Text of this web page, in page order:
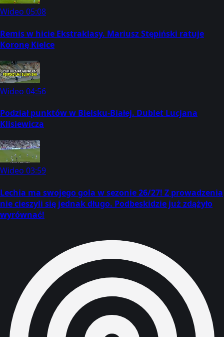
Wideo 05:08
Remis w hicie Ekstraklasy. Mariusz Stępiński ratuje
Koronę Kielce
Wideo 04:56
Podział punktów w Bielsku-Białej. Dublet Lucjana
Klisiewicza
Wideo 03:59
Lechia ma swojego gola w sezonie 26/27! Z prowadzenia
nie cieszyli się jednak długo. Podbeskidzie już zdążyło
wyrównać!